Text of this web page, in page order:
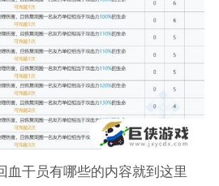
干员有哪些的内容就到这里